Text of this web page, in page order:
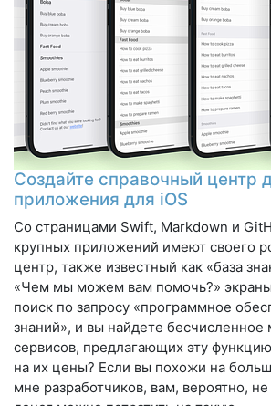
Создайте справочный центр
приложения для iOS
Со страницами Swift, Markdown и
крупных приложений имеют своего
центр, также известный как «база
«Чем мы можем вам помочь?»
поиск по запросу «программное
знаний», и вы найдете бесчисленное
сервисов, предлагающих эту
на их цены? Если вы похожи на
мне разработчиков, вам, вероятно,